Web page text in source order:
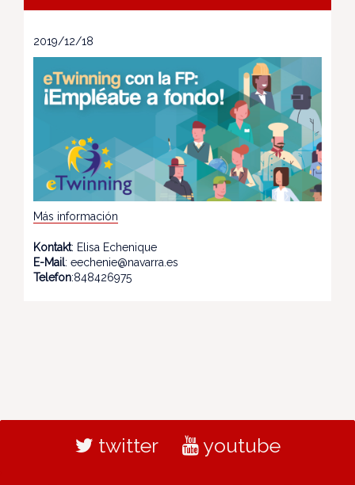
2019/12/18
Más información
Kontakt: Elisa Echenique
E-Mail: eechenie@navarra.es
Telefon:848426975
twitter youtube